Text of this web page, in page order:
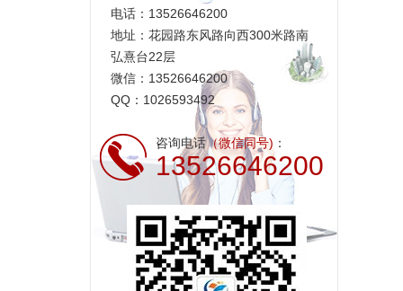
电话：13526646200
地址：花园路东风路向西300米路南
弘熹台22层
微信：13526646200
QQ：1026593492
咨询电话（微信同号) ：
13526646200